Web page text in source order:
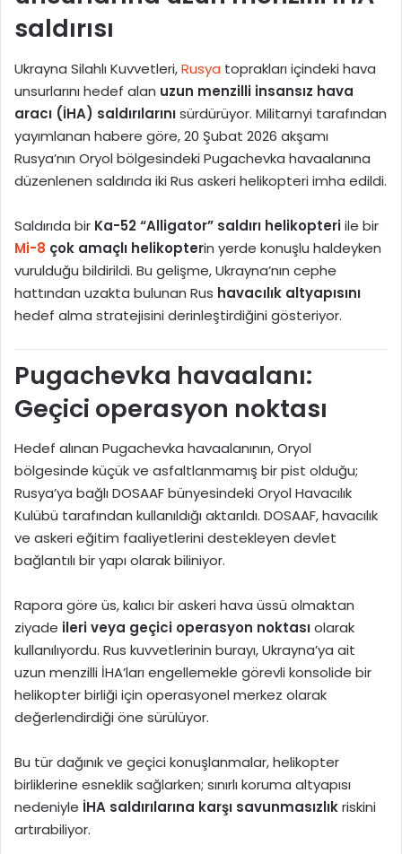
k
saldırısı
Ukrayna Silahlı Kuvvetleri,Rusya toprakları içindeki hava
unsurlarını hedef alan uzun menzilli insansız hava
aracı (İHA) saldırılarınısürdürüyor. Militarnyi tarafından
yayımlanan habere göre, 20 Şubat 2026 akşamı
Rusya’nın Oryol bölgesindeki Pugachevka havaalanına
düzenlenen saldırıda iki Rus askeri helikopteri imha edildi.
Saldırıda bir Ka-52 “Alligator” saldırı helikopteriile bir
Mi-8 çok amaçlı helikopterin yerde konuşlu haldeyken
vurulduğu bildirildi. Bu gelişme, Ukrayna’nın cephe
hattından uzakta bulunan Rus havacılık altyapısını
hedef alma stratejisini derinleştirdiğini gösteriyor.
Pugachevka havaalanı:
Geçici operasyon noktası
Hedef alınan Pugachevka havaalanının, Oryol
bölgesinde küçük ve asfaltlanmamış bir pist olduğu;
Rusya’ya bağlıDOSAAFbünyesindeki Oryol Havacılık
Kulübü tarafından kullanıldığı aktarıldı. DOSAAF, havacılık
ve askeri eğitim faaliyetlerini destekleyen devlet
bağlantılı bir yapı olarak biliniyor.
Rapora göre üs, kalıcı bir askeri hava üssü olmaktan
ziyade ileri veya geçici operasyon noktasıolarak
kullanılıyordu. Rus kuvvetlerinin burayı, Ukrayna’ya ait
uzun menzilli İHA’ları engellemekle görevli konsolide bir
helikopter birliği için operasyonel merkez olarak
değerlendirdiği öne sürülüyor.
Bu tür dağınık ve geçici konuşlanmalar, helikopter
birliklerine esneklik sağlarken; sınırlı koruma altyapısı
nedeniyle İHA saldırılarına karşı savunmasızlıkriskini
artırabiliyor.